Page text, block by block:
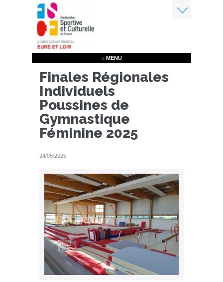
Aller
au
contenu
principal
≡ MENU
Finales Régionales
Individuels
Poussines de
Gymnastique
Féminine 2025
24/05/2025